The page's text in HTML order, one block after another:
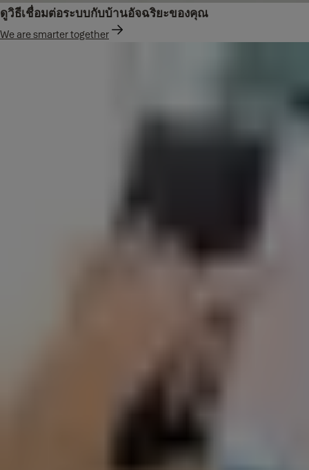
ดูวิธีเชื่อมต่อระบบกับบ้านอัจฉริยะของคุณ
We are smarter together